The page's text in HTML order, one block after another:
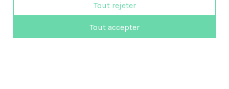
Tout rejeter
Tout accepter